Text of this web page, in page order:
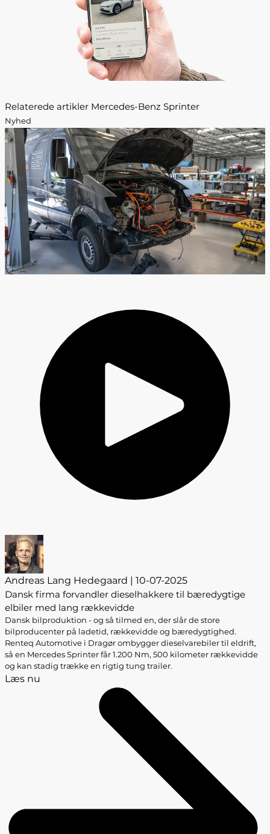
Relaterede artikler Mercedes-Benz Sprinter
Nyhed
Andreas Lang Hedegaard | 10-07-2025
Dansk firma forvandler dieselhakkere til bæredygtige
elbiler med lang rækkevidde
Dansk bilproduktion - og så tilmed en, der slår de store
bilproducenter på ladetid, rækkevidde og bæredygtighed.
Renteq Automotive i Dragør ombygger dieselvarebiler til eldrift,
så en Mercedes Sprinter får 1.200 Nm, 500 kilometer rækkevidde
og kan stadig trække en rigtig tung trailer.
Læs nu